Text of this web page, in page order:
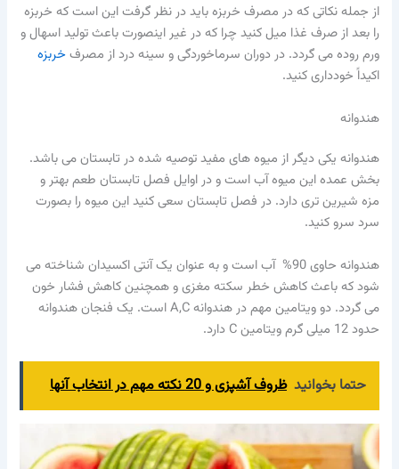
از جمله نکاتی که در مصرف خربزه باید در نظر گرفت این است که خربزه
را بعد از صرف غذا میل کنید چرا که در غیر اینصورت باعث تولید اسهال و
ورم روده می گردد. در دوران سرماخوردگی و سینه درد از مصرفخربزه
اکیداً خودداری کنید.
هندوانه
هندوانه یکی دیگر از میوه های مفید توصیه شده در تابستان می باشد.
بخش عمده این میوه آب است و در اوایل فصل تابستان طعم بهتر و
مزه شیرین تری دارد. در فصل تابستان سعی کنید این میوه را بصورت
سرد سرو کنید.
هندوانه حاوی 90% آب است و به عنوان یک آنتی اکسیدان شناخته می
شود که باعث کاهش خطر سکته مغزی و همچنین کاهش فشار خون
می گردد. دو ویتامین مهم در هندوانه A,C است. یک فنجان هندوانه
حدود 12 میلی گرم ویتامین C دارد.
حتما بخوانید ظروف آشپزی و 20 نکته مهم در انتخاب آنها